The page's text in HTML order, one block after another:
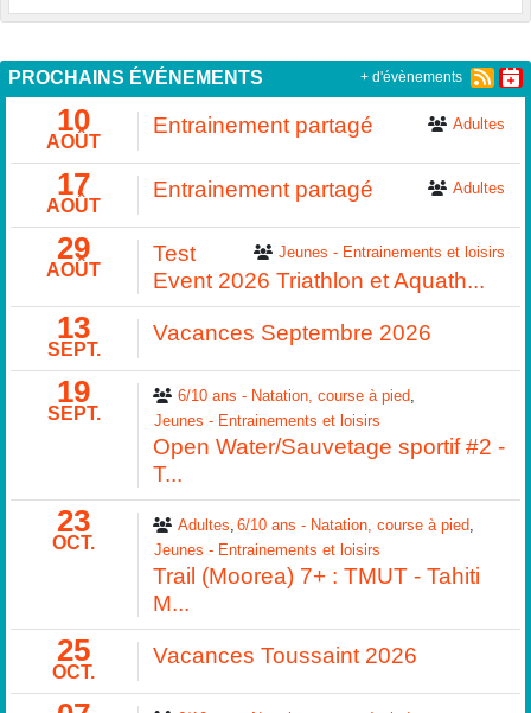
PROCHAINS ÉVÉNEMENTS
10
AOÛT
Adultes
Entrainement partagé
17
AOÛT
Adultes
Entrainement partagé
29
AOÛT
Jeunes - Entrainements et loisirs
Test
Event 2026 Triathlon et Aquath...
13
SEPT.
Vacances Septembre 2026
19
SEPT.
6/10 ans - Natation, course à pied
Jeunes - Entrainements et loisirs
Open Water/Sauvetage sportif #2 -
T...
23
OCT.
Adultes 6/10 ans - Natation, course à pied
Jeunes - Entrainements et loisirs
Trail (Moorea) 7+ : TMUT - Tahiti
M...
25
OCT.
Vacances Toussaint 2026
+ d'évènements